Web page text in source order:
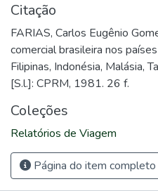
Citação
FARIAS, Carlos Eugênio
comercial brasileira nos
Filipinas, Indonésia, Malásia,
[S.l.]: CPRM, 1981. 26 f.
Coleções
Relatórios de Viagem
Página do item completo